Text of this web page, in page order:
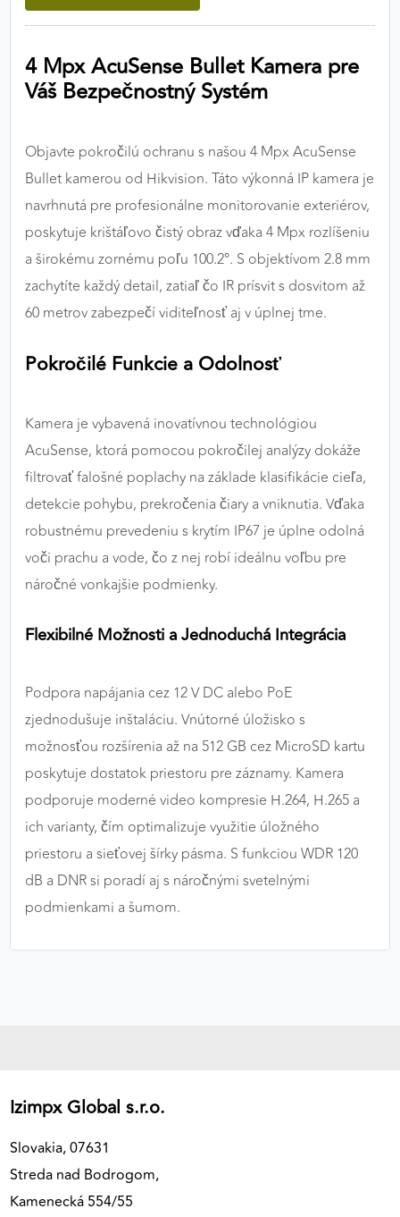
4 Mpx AcuSense Bullet Kamera pre
Váš Bezpečnostný Systém
Objavte pokročilú ochranu s našou 4 Mpx AcuSense
Bullet kamerou od Hikvision. Táto výkonná IP kamera je
navrhnutá pre profesionálne monitorovanie exteriérov,
poskytuje krištáľovo čistý obraz vďaka 4 Mpx rozlíšeniu
a širokému zornému poľu 100.2°. S objektívom 2.8 mm
zachytíte každý detail, zatiaľ čo IR prísvit s dosvitom až
60 metrov zabezpečí viditeľnosť aj v úplnej tme.
Pokročilé Funkcie a Odolnosť
Kamera je vybavená inovatívnou technológiou
AcuSense, ktorá pomocou pokročilej analýzy dokáže
filtrovať falošné poplachy na základe klasifikácie cieľa,
detekcie pohybu, prekročenia čiary a vniknutia. Vďaka
robustnému prevedeniu s krytím IP67 je úplne odolná
voči prachu a vode, čo z nej robí ideálnu voľbu pre
náročné vonkajšie podmienky.
Flexibilné Možnosti a Jednoduchá Integrácia
Podpora napájania cez 12 V DC alebo PoE
zjednodušuje inštaláciu. Vnútorné úložisko s
možnosťou rozšírenia až na 512 GB cez MicroSD kartu
poskytuje dostatok priestoru pre záznamy. Kamera
podporuje moderné video kompresie H.264, H.265 a
ich varianty, čím optimalizuje využitie úložného
priestoru a sieťovej šírky pásma. S funkciou WDR 120
dB a DNR si poradí aj s náročnými svetelnými
podmienkami a šumom.
Izimpx Global s.r.o.
Slovakia, 07631
Streda nad Bodrogom,
Kamenecká 554/55
výkon a funkčnosť našich stránok.
Google Analytics
Poskytovateľ: Google
MARKETINGOVÉ COOKIES
správania používateľov naprieč webovými
stránkami. Umožňujú nám a našim partnerom
zobrazovať cielenú a relevantnú reklamu, a to na
našom webe aj v reklamných sieťach tretích strán.
Google Ads
Poskytovateľ: Google